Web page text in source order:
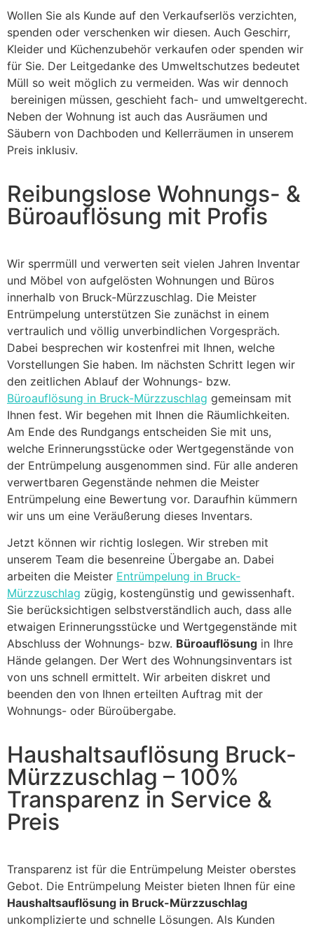
Wollen Sie als Kunde auf den Verkaufserlös verzichten,
spenden oder verschenken wir diesen. Auch Geschirr,
Kleider und Küchenzubehör verkaufen oder spenden wir
für Sie. Der Leitgedanke des Umweltschutzes bedeutet
Müll so weit möglich zu vermeiden. Was wir dennoch
bereinigen müssen, geschieht fach- und umweltgerecht.
Neben der Wohnung ist auch das Ausräumen und
Säubern von Dachboden und Kellerräumen in unserem
Preis inklusiv.
Reibungslose Wohnungs- &
Büroauflösung mit Profis
Wir sperrmüll und verwerten seit vielen Jahren Inventar
und Möbel von aufgelösten Wohnungen und Büros
innerhalb von Bruck-Mürzzuschlag. Die Meister
Entrümpelung unterstützen Sie zunächst in einem
vertraulich und völlig unverbindlichen Vorgespräch.
Dabei besprechen wir kostenfrei mit Ihnen, welche
Vorstellungen Sie haben. Im nächsten Schritt legen wir
den zeitlichen Ablauf der Wohnungs- bzw.
Büroauflösung in Bruck-Mürzzuschlag gemeinsam mit
Ihnen fest. Wir begehen mit Ihnen die Räumlichkeiten.
Am Ende des Rundgangs entscheiden Sie mit uns,
welche Erinnerungsstücke oder Wertgegenstände von
der Entrümpelung ausgenommen sind. Für alle anderen
verwertbaren Gegenstände nehmen die Meister
Entrümpelung eine Bewertung vor. Daraufhin kümmern
wir uns um eine Veräußerung dieses Inventars.
Jetzt können wir richtig loslegen. Wir streben mit
unserem Team die besenreine Übergabe an. Dabei
arbeiten die Meister Entrümpelung in Bruck-
Mürzzuschlag zügig, kostengünstig und gewissenhaft.
Sie berücksichtigen selbstverständlich auch, dass alle
etwaigen Erinnerungsstücke und Wertgegenstände mit
Abschluss der Wohnungs- bzw. Büroauflösung in Ihre
Hände gelangen. Der Wert des Wohnungsinventars ist
von uns schnell ermittelt. Wir arbeiten diskret und
beenden den von Ihnen erteilten Auftrag mit der
Wohnungs- oder Büroübergabe.
Haushaltsauflösung Bruck-
Mürzzuschlag – 100%
Transparenz in Service &
Preis
Transparenz ist für die Entrümpelung Meister oberstes
Gebot. Die Entrümpelung Meister bieten Ihnen für eine
Haushaltsauflösung in Bruck-Mürzzuschlag
unkomplizierte und schnelle Lösungen. Als Kunden